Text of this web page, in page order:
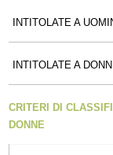
INTITOLATE A
INTITOLATE A
CRITERI DI
DONNE